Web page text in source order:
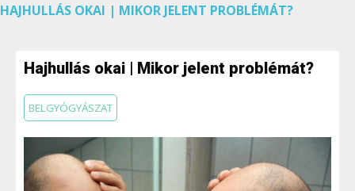
HAJHULLÁS OKAI | MIKOR JELENT PROBLÉMÁT?
Hajhullás okai | Mikor jelent problémát?
BELGYÓGYÁSZAT